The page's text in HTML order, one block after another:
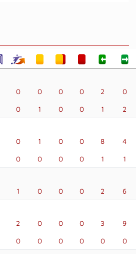
0 0 0 0 2 0
0 1 0 0 1 2
0 1 0 0 8 4
0 0 0 0 1 1
1 0 0 0 2 6
2 0 0 0 3 9
0 0 0 0 0 0